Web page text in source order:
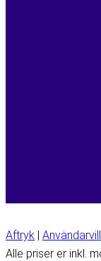
Aftryk |
Alle priser er inkl.